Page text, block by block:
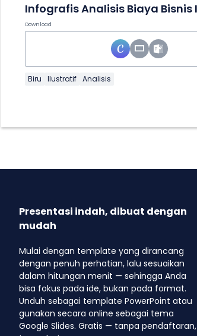
Download
Biru Ilustratif Analisis
Presentasi indah, dibuat dengan
mudah
Mulai dengan template yang dirancang
dengan penuh perhatian, lalu sesuaikan
dalam hitungan menit — sehingga Anda
bisa fokus pada ide, bukan pada format.
Unduh sebagai template PowerPoint atau
gunakan secara online sebagai tema
Google Slides. Gratis — tanpa pendaftaran,